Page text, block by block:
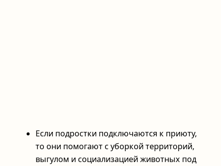
Если подростки подключаются к приюту,
то они помогают с уборкой территорий,
выгулом и социализацией животных под